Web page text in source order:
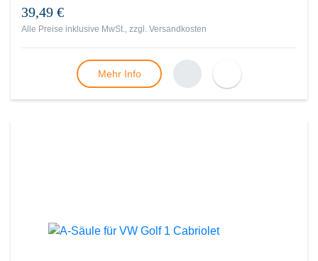
39,49 €
Alle Preise inklusive MwSt., zzgl. Versandkosten
Mehr Info